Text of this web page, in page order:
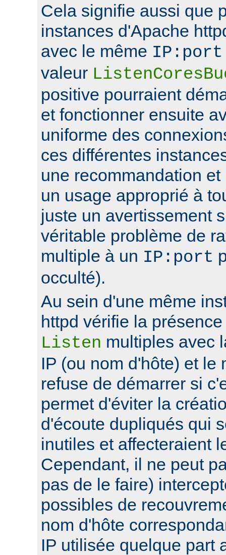
Cela signifie aussi que
instances d'Apache
avec le même IP:port
valeur
positive pourraient
et fonctionner ensuite
uniforme des
ces différentes
une recommandation
un usage approprié à
juste un avertissement
véritable problème de
multiple à un IP:port
occulté).
Au sein d'une même
httpd vérifie la
Listen multiples avec
IP (ou nom d'hôte) et le
refuse de démarrer si
permet d'éviter la
d'écoute dupliqués qui
inutiles et affecteraient
Cependant, il ne peut
pas de le faire)
possibles de
nom d'hôte
IP utilisée quelque part